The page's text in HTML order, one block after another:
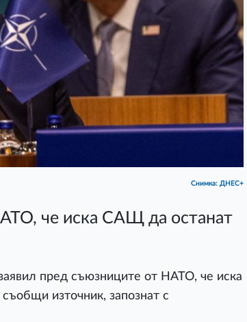
Снимка: ДНЕС+
че иска САЩ да останат
пред съюзниците от НАТО, че иска
източник, запознат с